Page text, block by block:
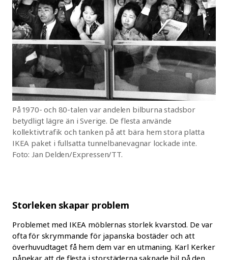
På 1970- och 80-talen var andelen bilburna stadsbor
betydligt lägre än i Sverige. De flesta använde
kollektivtrafik och tanken på att bära hem stora platta
IKEA paket i fullsatta tunnelbanevagnar lockade inte.
Foto: Jan Delden/Expressen/TT.
Storleken skapar problem
Problemet med IKEA möblernas storlek kvarstod. De var
ofta för skrymmande för japanska bostäder och att
överhuvudtaget få hem dem var en utmaning. Karl Kerker